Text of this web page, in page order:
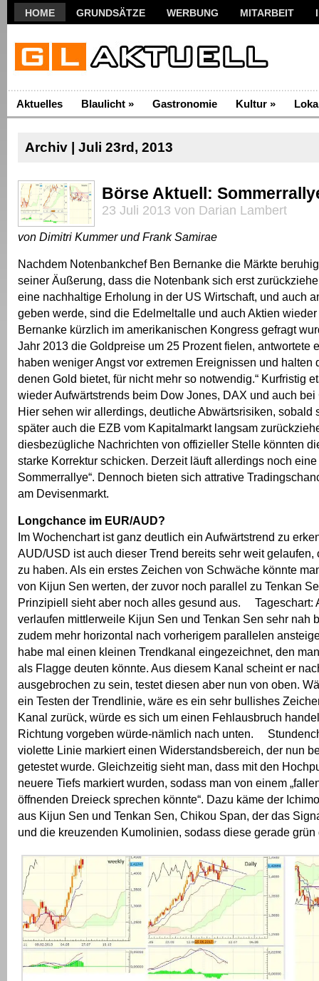
HOME GRUNDSÄTZE WERBUNG MITARBEIT
Aktuelles Blaulicht » Gastronomie Kultur »
Archiv | Juli 23rd, 2013
Börse Aktuell:
23 Juli 2013 von Darian Lambert
von Dimitri Kummer und Frank Samirae
Nachdem Notenbankchef Ben Bernanke die Märkte
seiner Äußerung, dass die Notenbank sich erst
eine nachhaltige Erholung in der US Wirtschaft, und auch
geben werde, sind die Edelmeltalle und auch Aktien wieder
Bernanke kürzlich im amerikanischen Kongress gefragt
Jahr 2013 die Goldpreise um 25 Prozent fielen, antwortete
haben weniger Angst vor extremen Ereignissen und halten
denen Gold bietet, für nicht mehr so notwendig.“ Kurfristig
wieder Aufwärtstrends beim Dow Jones, DAX und auch bei
Hier sehen wir allerdings, deutliche Abwärtsrisiken, sobald
später auch die EZB vom Kapitalmarkt langsam
diesbezügliche Nachrichten von offizieller Stelle könnten
starke Korrektur schicken. Derzeit läuft allerdings noch eine
Sommerrallye“. Dennoch bieten sich attrative
am Devisenmarkt.
Longchance im EUR/AUD?
Im Wochenchart ist ganz deutlich ein Aufwärtstrend zu
AUD/USD ist auch dieser Trend bereits sehr weit gelaufen,
zu haben. Als ein erstes Zeichen von Schwäche könnte
von Kijun Sen werten, der zuvor noch parallel zu Tenkan
Prinzipiell sieht aber noch alles gesund aus. Tageschart:
verlaufen mittlerweile Kijun Sen und Tenkan Sen sehr nah
zudem mehr horizontal nach vorherigem parallelen
habe mal einen kleinen Trendkanal eingezeichnet, den
als Flagge deuten könnte. Aus diesem Kanal scheint er
ausgebrochen zu sein, testet diesen aber nun von oben.
ein Testen der Trendlinie, wäre es ein sehr bullishes
Kanal zurück, würde es sich um einen Fehlausbruch
Richtung vorgeben würde-nämlich nach unten.
violette Linie markiert einen Widerstandsbereich, der nun
getestet wurde. Gleichzeitig sieht man, dass mit den
neuere Tiefs markiert wurden, sodass man von einem
öffnenden Dreieck sprechen könnte“. Dazu käme der
aus Kijun Sen und Tenkan Sen, Chikou Span, der das
und die kreuzenden Kumolinien, sodass diese gerade grün